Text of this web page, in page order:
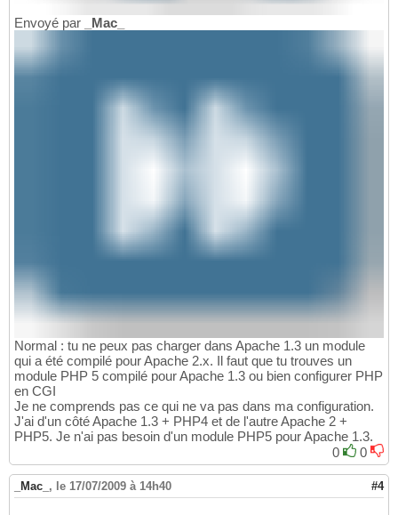
Envoyé par _Mac_
Normal : tu ne peux pas charger dans Apache 1.3 un module
qui a été compilé pour Apache 2.x. Il faut que tu trouves un
module PHP 5 compilé pour Apache 1.3 ou bien configurer PHP
en CGI
Je ne comprends pas ce qui ne va pas dans ma configuration.
J'ai d'un côté Apache 1.3 + PHP4 et de l'autre Apache 2 +
PHP5. Je n'ai pas besoin d'un module PHP5 pour Apache 1.3.
0
0
_Mac_ , le 17/07/2009 à 14h40 #4